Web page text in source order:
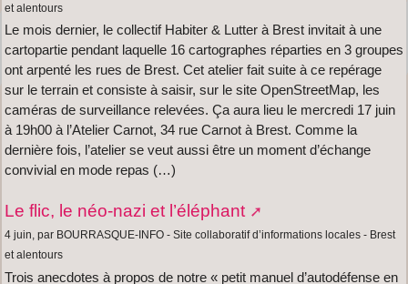
et alentours
Le mois dernier, le collectif Habiter & Lutter à Brest invitait à une
cartopartie pendant laquelle 16 cartographes réparties en 3 groupes
ont arpenté les rues de Brest. Cet atelier fait suite à ce repérage
sur le terrain et consiste à saisir, sur le site OpenStreetMap, les
caméras de surveillance relevées. Ça aura lieu le mercredi 17 juin
à 19h00 à l’Atelier Carnot, 34 rue Carnot à Brest. Comme la
dernière fois, l’atelier se veut aussi être un moment d’échange
convivial en mode repas (…)
Le flic, le néo-nazi et l’éléphant
4 juin, par BOURRASQUE-INFO - Site collaboratif d’informations locales - Brest
et alentours
Trois anecdotes à propos de notre « petit manuel d’autodéfense en